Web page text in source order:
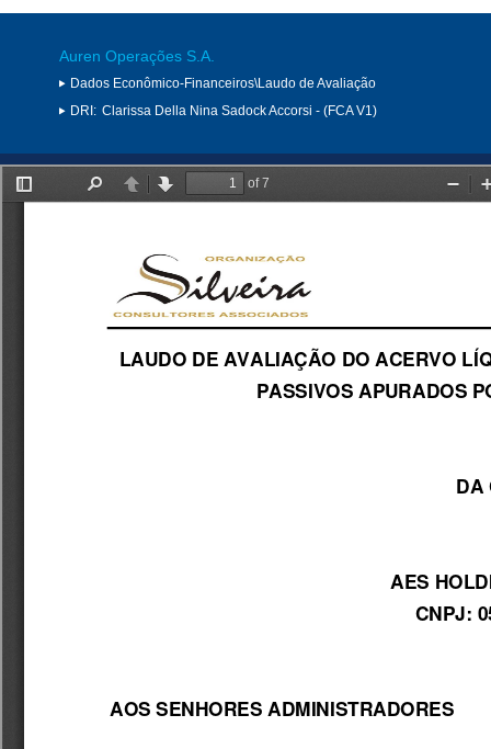
Auren Operações S.A.
Dados Econômico-Financeiros\Laudo de Avaliação
DRI: Clarissa Della Nina Sadock Accorsi - (FCA V1)